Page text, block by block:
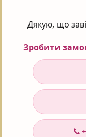
коньяк Маннан, H
yaluronic Filling
Дякую, що
Зробити